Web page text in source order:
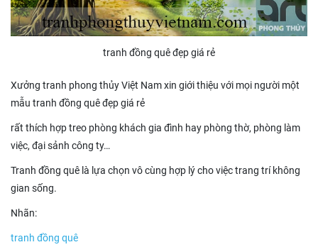
tranh đồng quê đẹp giá rẻ
Xưởng tranh phong thủy Việt Nam xin giới thiệu với mọi người một
mẫu tranh đồng quê đẹp giá rẻ
rất thích hợp treo phòng khách gia đình hay phòng thờ, phòng làm
việc, đại sảnh công ty…
Tranh đồng quê là lựa chọn vô cùng hợp lý cho việc trang trí không
gian sống.
Nhãn:
tranh đồng quê